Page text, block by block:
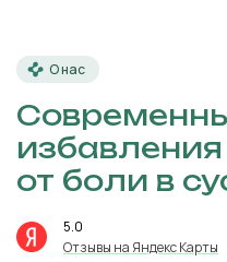
О нас
избавления
от боли в
5.0
Отзывы на Яндекс Карты